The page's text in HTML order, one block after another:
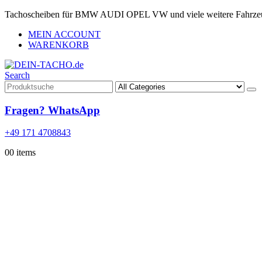
Tachoscheiben für BMW AUDI OPEL VW und viele weitere
MEIN ACCOUNT
WARENKORB
Search
Fragen? WhatsApp
+49 171 4708843
00 items